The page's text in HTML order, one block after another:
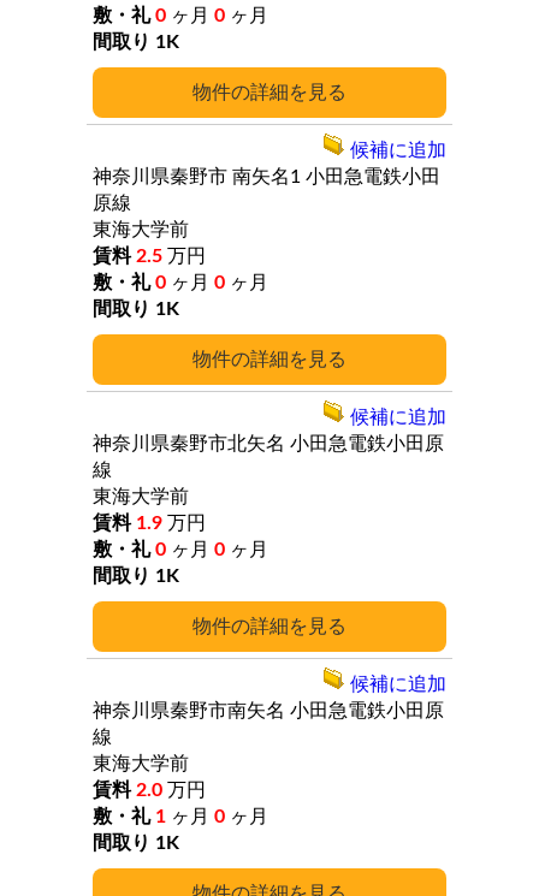
詳細
0 ヶ月 0 ヶ月
1K
詳細
神奈川県秦野市 南矢名1 小田急電鉄小田
原線
東海大学前
2.5 万円
0 ヶ月 0 ヶ月
1K
候補に追加
詳細
神奈川県秦野市北矢名 小田急電鉄小田原
線
東海大学前
1.9 万円
0 ヶ月 0 ヶ月
1K
候補に追加
神奈川県秦野市南矢名 小田急電鉄小田原
線
東海大学前
2.0 万円
1 ヶ月 0 ヶ月
1K
候補に追加